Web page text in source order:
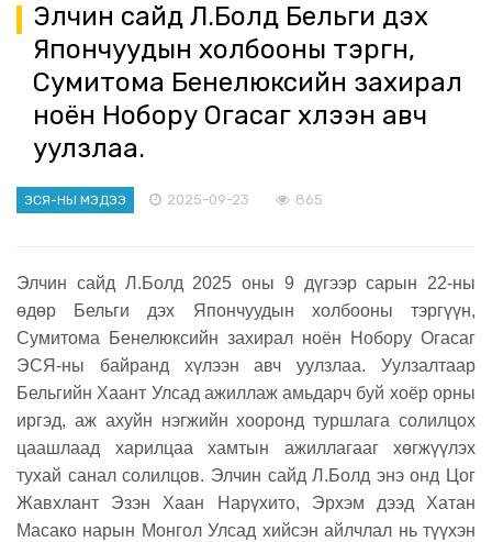
Элчин сайд Л.Болд Бельги дэх
Япончуудын холбооны тэргүүн,
Сумитома Бенелюксийн захирал
ноён Нобору Огасаг хүлээн авч
уулзлаа.
ЭСЯ-НЫ МЭДЭЭ 2025-09-23 865
Элчин сайд Л.Болд 2025 оны 9 дүгээр сарын 22-ны
өдөр Бельги дэх Япончуудын холбооны тэргүүн,
Сумитома Бенелюксийн захирал ноён Нобору Огасаг
ЭСЯ-ны байранд хүлээн авч уулзлаа. Уулзалтаар
Бельгийн Хаант Улсад ажиллаж амьдарч буй хоёр орны
иргэд, аж ахуйн нэгжийн хооронд туршлага солилцох
цаашлаад харилцаа хамтын ажиллагааг хөгжүүлэх
тухай санал солилцов. Элчин сайд Л.Болд энэ онд Цог
Жавхлант Эзэн Хаан Нарүхито, Эрхэм дээд Хатан
Масако нарын Монгол Улсад хийсэн айлчлал нь түүхэн